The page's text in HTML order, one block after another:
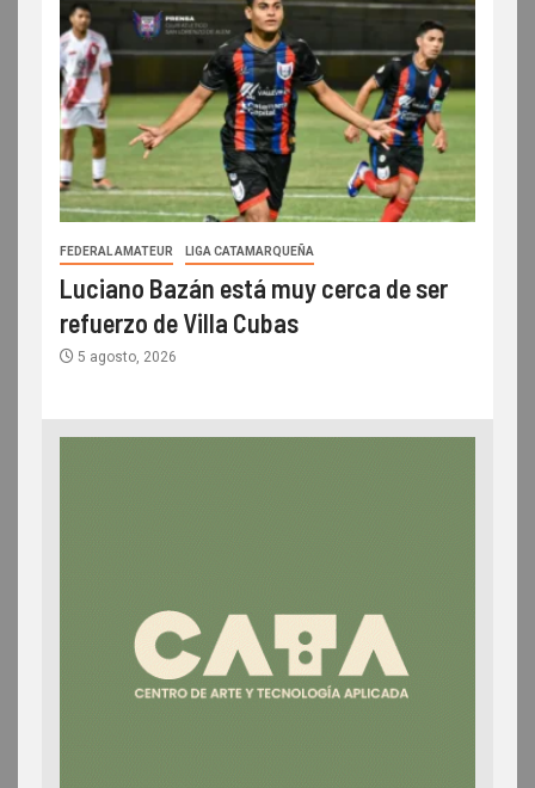
FEDERAL AMATEUR LIGA CATAMARQUEÑA
Luciano Bazán está muy cerca de ser
refuerzo de Villa Cubas
5 agosto, 2026